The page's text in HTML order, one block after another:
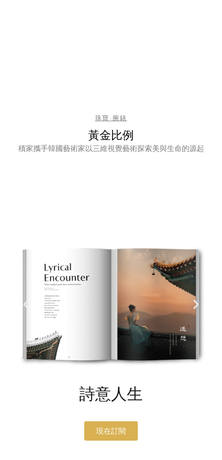
珠寶·腕錶
黃金比例
積家攜手韓國藝術家以三維視覺藝術探索美與生命的源起
詩意人生
現在訂閱